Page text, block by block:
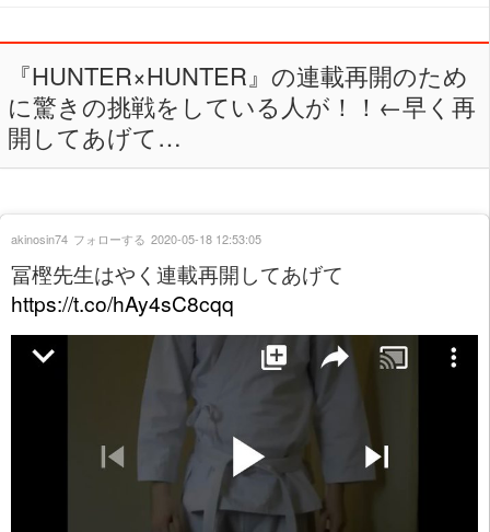
『HUNTER×HUNTER』の連載再開のため
に驚きの挑戦をしている人が！！←早く再
開してあげて…
冨樫先生はやく連載再開してあげて
https://t.co/hAy4sC8cqq
akinosin74 フォローする 2020-05-18 12:53:05